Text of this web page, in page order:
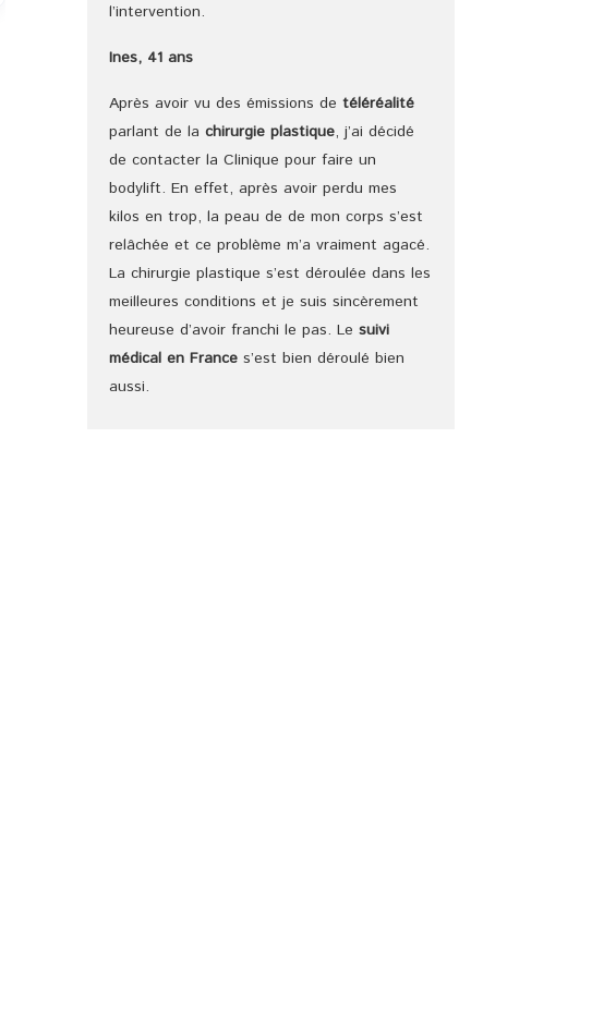
l’intervention.
Ines, 41 ans
Après avoir vu des émissions detéléréalité
parlant de lachirurgie plastique, j’ai décidé
de contacter la Clinique pour faire un
bodylift. En effet, après avoir perdu mes
kilos en trop, la peau de de mon corps s’est
relâchée et ce problème m’a vraiment agacé.
La chirurgie plastique s’est déroulée dans les
meilleures conditions et je suis sincèrement
heureuse d’avoir franchi le pas. Lesuivi
médical en France s’est bien déroulé bien
aussi.